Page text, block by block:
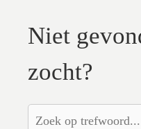
Niet
zocht?